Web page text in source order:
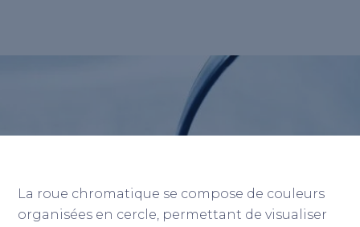
La roue chromatique se compose de couleurs
organisées en cercle, permettant de visualiser